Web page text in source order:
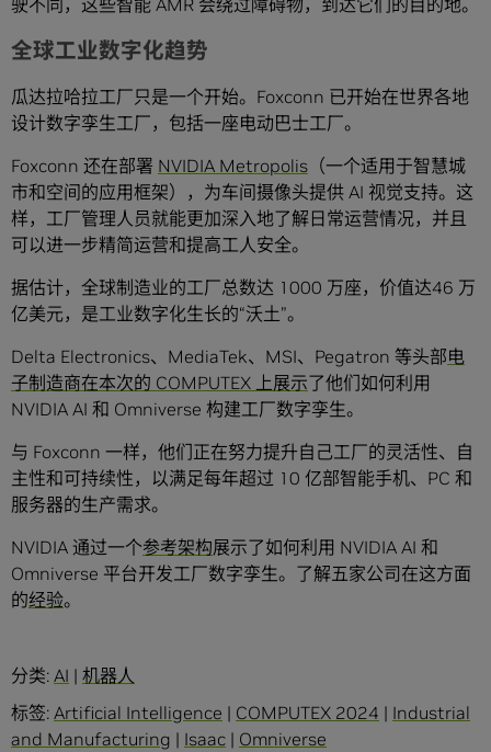
驶不同，这些智能 AMR 会绕过障碍物，到达它们的目的地。
全球工业数字化趋势
瓜达拉哈拉工厂只是一个开始。Foxconn 已开始在世界各地
设计数字孪生工厂，包括一座电动巴士工厂。
Foxconn 还在部署 NVIDIA Metropolis （一个适用于智慧城
市和空间的应用框架），为车间摄像头提供 AI 视觉支持。这
样，工厂管理人员就能更加深入地了解日常运营情况，并且
可以进一步精简运营和提高工人安全。
据估计，全球制造业的工厂总数达 1000 万座，价值达46 万
亿美元，是工业数字化生长的“沃土”。
Delta Electronics、MediaTek、MSI、Pegatron 等头部电
子制造商在本次的 COMPUTEX 上展示了他们如何利用
NVIDIA AI 和 Omniverse 构建工厂数字孪生。
与 Foxconn 一样，他们正在努力提升自己工厂的灵活性、自
主性和可持续性，以满足每年超过 10 亿部智能手机、PC 和
服务器的生产需求。
NVIDIA 通过一个参考架构展示了如何利用 NVIDIA AI 和
Omniverse 平台开发工厂数字孪生。了解五家公司在这方面
的经验。
分类: AI | 机器人
标签: Artificial Intelligence | COMPUTEX 2024 | Industrial
and Manufacturing | Isaac | Omniverse